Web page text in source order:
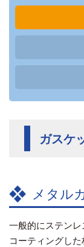
ガスケ
メタル
一般的にステン
コーティングし